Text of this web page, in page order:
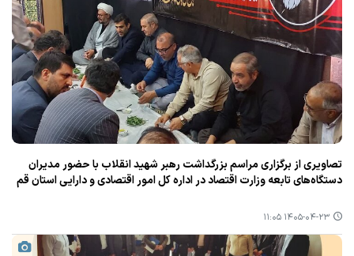
تصاویری از برگزاری مراسم بزرگداشت رهبر شهید انقلاب با حضور مدیران
دستگاه‌های تابعه وزارت اقتصاد در اداره کل امور اقتصادی و دارایی استان قم
۱۴۰۵-۰۴-۲۳ ۱۱:۰۵